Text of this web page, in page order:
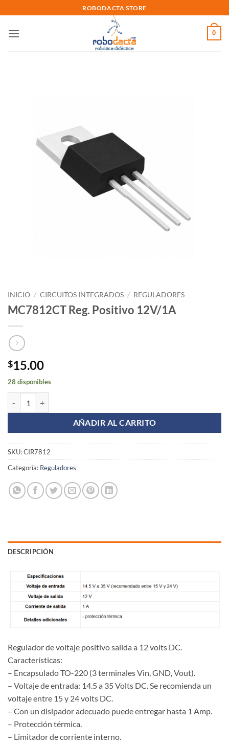
to
content
ROBODACTA STORE
0
INICIO / CIRCUITOS INTEGRADOS / REGULADORES
MC7812CT Reg. Positivo 12V/1A
$15.00
28 disponibles
AÑADIR AL CARRITO
SKU:CIR7812
Categoría: Reguladores
DESCRIPCIÓN
Regulador de voltaje positivo salida a 12 volts DC.
Características:
– Encapsulado TO-220 (3 terminales Vin, GND, Vout).
– Voltaje de entrada: 14.5 a 35 Volts DC. Se recomienda un
voltaje entre 15 y 24 volts DC.
– Con un disipador adecuado puede entregar hasta 1 Amp.
– Protección térmica.
– Limitador de corriente interno.